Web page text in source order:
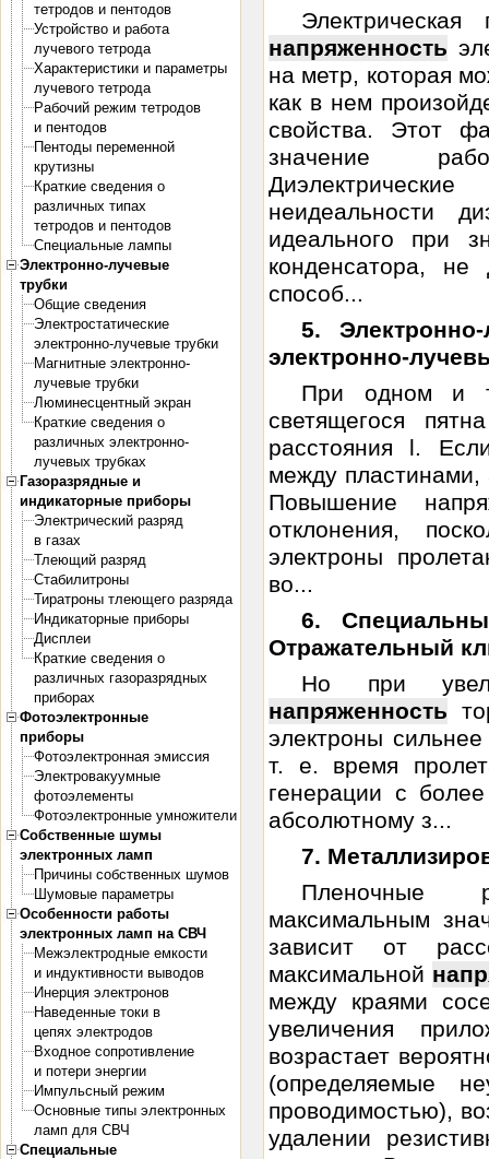
тетродов и пентодов
Устройство и работа
лучевого тетрода
Характеристики и параметры
лучевого тетрода
Рабочий режим тетродов
и пентодов
Пентоды переменной
крутизны
Краткие сведения о
различных типах
тетродов и пентодов
Специальные лампы
Электронно-лучевые
трубки
Общие сведения
Электростатические
электронно-лучевые трубки
Магнитные электронно-
лучевые трубки
Люминесцентный экран
Краткие сведения о
различных электронно-
лучевых трубках
Газоразрядные и
индикаторные приборы
Электрический разряд
в газах
Тлеющий разряд
Стабилитроны
Тиратроны тлеющего разряда
Индикаторные приборы
Дисплеи
Краткие сведения о
различных газоразрядных
приборах
Фотоэлектронные
приборы
Фотоэлектронная эмиссия
Электровакуумные
фотоэлементы
Фотоэлектронные умножители
Собственные шумы
электронных ламп
Причины собственных шумов
Шумовые параметры
Особенности работы
электронных ламп на СВЧ
Межэлектродные емкости
и индуктивности выводов
Инерция электронов
Наведенные токи в
цепях электродов
Входное сопротивление
и потери энергии
Импульсный режим
Основные типы электронных
ламп для СВЧ
Специальные
Электрическая
напряженность
на метр, которая
как в нем
свойства. Этот
значение
неидеальности
идеального при
конденсатора, не
способ...
5.
электронно-
При одном и
светящегося
расстояния l.
между пластинами,
Повышение
отклонения,
электроны
во...
6.
Отражательный
Но при
напряженность
электроны
т. е. время
генерации с
абсолютному з...
7.
Пленочные
максимальным
зависит от
максимальной
между краями
увеличения
возрастает
(определяемые
проводимостью),
удалении